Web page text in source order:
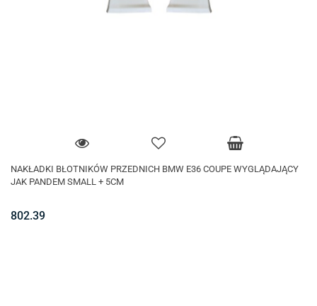
NAKŁADKI BŁOTNIKÓW PRZEDNICH BMW E36 COUPE WYGLĄDAJĄCY
JAK PANDEM SMALL + 5CM
802.39